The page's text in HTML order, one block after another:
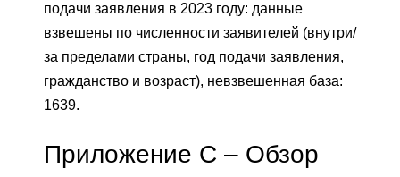
подачи заявления в 2023 году: данные
взвешены по численности заявителей (внутри/
за пределами страны, год подачи заявления,
гражданство и возраст), невзвешенная база:
1639.
Приложение C – Обзор